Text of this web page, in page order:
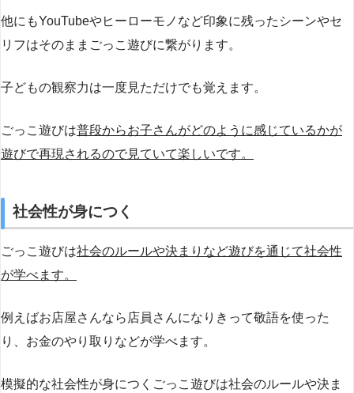
他にもYouTubeやヒーローモノなど印象に残ったシーンやセ
リフはそのままごっこ遊びに繋がります。
子どもの観察力は一度見ただけでも覚えます。
ごっこ遊びは普段からお子さんがどのように感じているかが
遊びで再現されるので見ていて楽しいです。
社会性が身につく
ごっこ遊びは社会のルールや決まりなど遊びを通じて社会性
が学べます。
例えばお店屋さんなら店員さんになりきって敬語を使った
り、お金のやり取りなどが学べます。
模擬的な社会性が身につくごっこ遊びは社会のルールや決ま